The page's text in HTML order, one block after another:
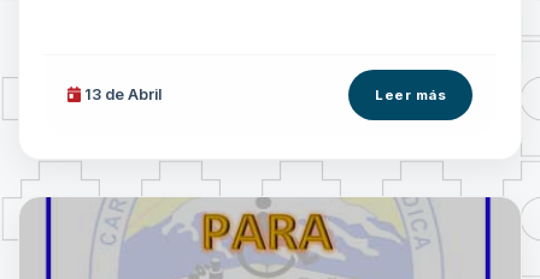
13 de Abril Leer más